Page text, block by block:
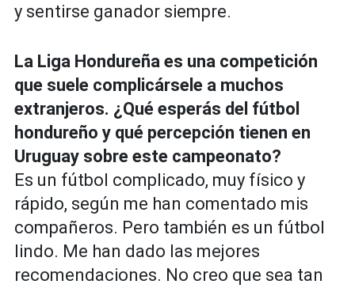
y sentirse ganador siempre.
La Liga Hondureña es una competición
que suele complicársele a muchos
extranjeros. ¿Qué esperás del fútbol
hondureño y qué percepción tienen en
Uruguay sobre este campeonato?
Es un fútbol complicado, muy físico y
rápido, según me han comentado mis
compañeros. Pero también es un fútbol
lindo. Me han dado las mejores
recomendaciones. No creo que sea tan